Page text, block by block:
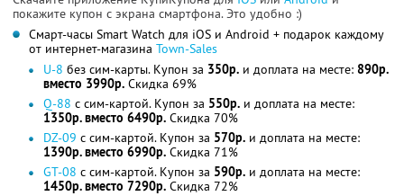
покажите купон с экрана смартфона. Это удобно :)
Смарт-часы Smart Watch для iOS и Android + подарок каждому
от интернет-магазина Town-Sales
U-8 без сим-карты. Купон за 350р. и доплата на месте: 890р.
вместо 3990р. Скидка 69%
Q-88 с сим-картой. Купон за 550р. и доплата на месте:
1350р. вместо 6490р. Скидка 70%
DZ-09 с сим-картой. Купон за 570р. и доплата на месте:
1390р. вместо 6990р. Скидка 71%
GT-08 с сим-картой. Купон за 590р. и доплата на месте:
1450р. вместо 7290р. Скидка 72%